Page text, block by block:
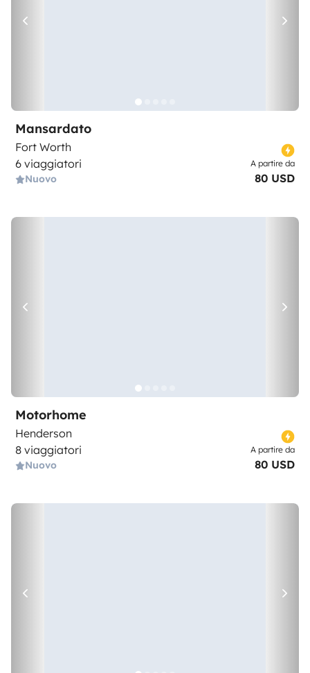
Mansardato
Fort Worth
6 viaggiatori
Nuovo
A partire da
80 USD
Motorhome
Henderson
8 viaggiatori
Nuovo
A partire da
80 USD